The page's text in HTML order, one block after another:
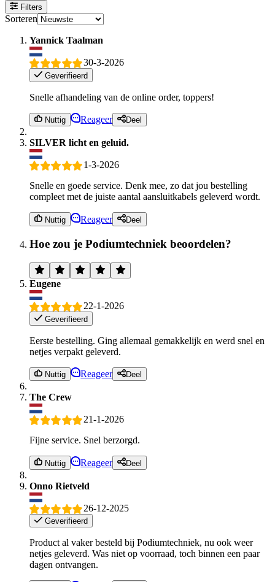
Filters
Sorteren
Yannick Taalman
30-3-2026
Geverifieerd
Snelle afhandeling van de online order, toppers!
Nuttig Reageer Deel
SILVER licht en geluid.
1-3-2026
Snelle en goede service. Denk mee, zo dat jou bestelling
compleet met de juiste aantal aansluitkabels geleverd wordt.
Nuttig Reageer Deel
Hoe zou je Podiumtechniek beoordelen?
Eugene
22-1-2026
Geverifieerd
Eerste bestelling. Ging allemaal gemakkelijk en werd snel en
netjes verpakt geleverd.
Nuttig Reageer Deel
The Crew
21-1-2026
Fijne service. Snel berzorgd.
Nuttig Reageer Deel
Onno Rietveld
26-12-2025
Geverifieerd
Product al vaker besteld bij Podiumtechniek, nu ook weer
netjes geleverd. Was niet op voorraad, toch binnen een paar
dagen ontvangen.